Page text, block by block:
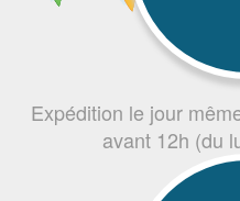
Expédition le jour
avant 12h (du